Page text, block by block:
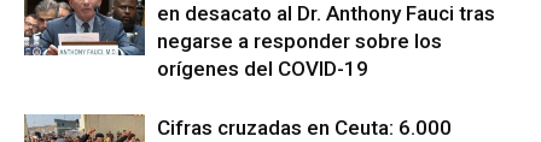
en desacato al Dr. Anthony Fauci tras
negarse a responder sobre los
orígenes del COVID-19
Cifras cruzadas en Ceuta: 6.000